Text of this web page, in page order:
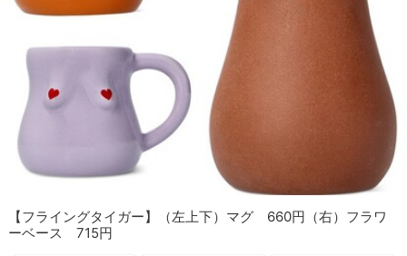
【フライングタイガー】（左上下）マグ 660円（右）フラワ
ーベース 715円